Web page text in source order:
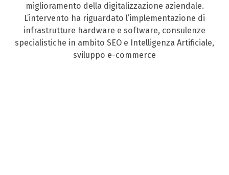
miglioramento della digitalizzazione aziendale.
L’intervento ha riguardato l’implementazione di
infrastrutture hardware e software, consulenze
specialistiche in ambito SEO e Intelligenza Artificiale,
sviluppo e-commerce